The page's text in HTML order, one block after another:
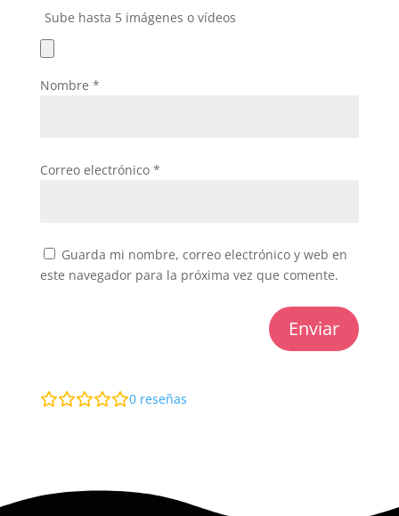
Sube hasta 5 imágenes o vídeos
Nombre *
Correo electrónico *
Guarda mi nombre, correo electrónico y web en
este navegador para la próxima vez que comente.
Enviar
0reseñas